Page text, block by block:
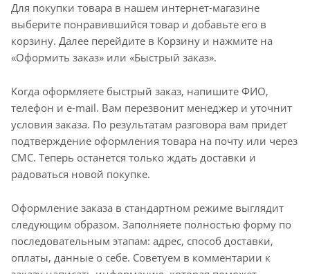
Для покупки товара в нашем интернет-магазине
выберите понравившийся товар и добавьте его в
корзину. Далее перейдите в Корзину и нажмите на
«Оформить заказ» или «Быстрый заказ».
Когда оформляете быстрый заказ, напишите ФИО,
телефон и e-mail. Вам перезвонит менеджер и уточнит
условия заказа. По результатам разговора вам придет
подтверждение оформления товара на почту или через
СМС. Теперь останется только ждать доставки и
радоваться новой покупке.
Оформление заказа в стандартном режиме выглядит
следующим образом. Заполняете полностью форму по
последовательным этапам: адрес, способ доставки,
оплаты, данные о себе. Советуем в комментарии к